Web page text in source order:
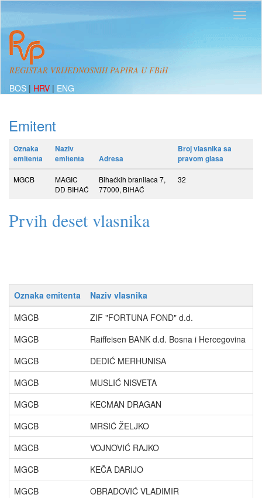
REGISTAR VRIJEDNOSNIH PAPIRA U FBiH
BOS | HRV | ENG
Emitent
Oznaka
emitenta
Naziv
emitenta
Adresa
Broj vlasnika sa
pravom glasa
MGCB
MAGIC
DD BIHAĆ
Bihaćkih branilaca 7,
77000, BIHAĆ
32
Prvih deset vlasnika
Oznaka emitenta Naziv vlasnika
MGCB
ZIF "FORTUNA FOND" d.d.
MGCB
Raiffeisen BANK d.d. Bosna i Hercegovina
MGCB
DEDIĆ MERHUNISA
MGCB
MUSLIĆ NISVETA
MGCB
KECMAN DRAGAN
MGCB
MRŠIĆ ŽELJKO
MGCB
VOJNOVIĆ RAJKO
MGCB
KEČA DARIJO
MGCB
OBRADOVIĆ VLADIMIR